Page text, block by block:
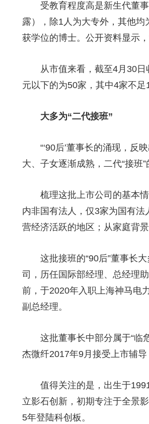
受教育程度高是新生代董事
露），除1人为大专外，其他
获学位的博士。公开资料显示
从市值来看，截至4月30日
元以下的为50家，其中4家不足
大多为“二代接班”
“‘90后’董事长的涌现，反映
大、子女逐渐成熟，二代“接班”
梳理这批上市公司的基本情
内非国有法人，仅3家为国有
营经济活跃的地区；从家庭背
这批接班的“90后”董事长大
司，历任国际部经理、总经理
前，于2020年入职上海神马电
副总经理。
这批董事长中部分属于“临危
杰微纤2017年9月接受上市辅导
值得关注的是，出生于1991
立影石创新，初期专注于全景
5年登陆科创板。